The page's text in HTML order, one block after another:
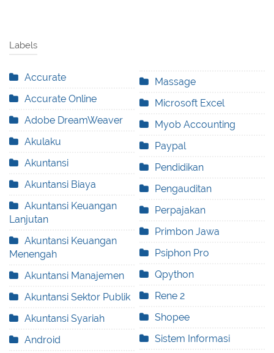
Labels
Accurate
Accurate Online
Adobe DreamWeaver
Akulaku
Akuntansi
Akuntansi Biaya
Akuntansi Keuangan
Lanjutan
Akuntansi Keuangan
Menengah
Akuntansi Manajemen
Akuntansi Sektor Publik
Akuntansi Syariah
Android
Massage
Microsoft Excel
Myob Accounting
Paypal
Pendidikan
Pengauditan
Perpajakan
Primbon Jawa
Psiphon Pro
Qpython
Rene 2
Shopee
Sistem Informasi